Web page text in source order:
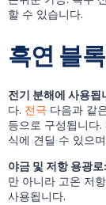
할 수 있습니다.
흑연 블
전기 분해에 사용됩
다. 전극 다음과 같
등으로 구성됩니다
식에 견딜 수 있으
야금 및 저항 용광로:
만 아니라 고온 저
사용됩니다.